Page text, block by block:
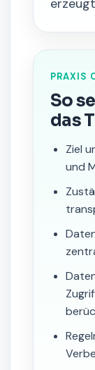
PRAXIS
So
das
Ziel
und